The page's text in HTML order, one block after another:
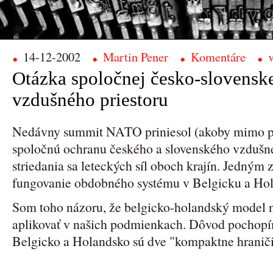
14-12-2002 Martin Pener Komentáre
Otázka spoločnej česko-
vzdušného priestoru
Nedávny summit NATO priniesol (akoby mimo
spoločnú ochranu českého a slovenského
striedania sa leteckých síl oboch krajín. Jedným
fungovanie obdobného systému v Belgicku a
Som toho názoru, že belgicko-holandský model
aplikovať v našich podmienkach. Dôvod
Belgicko a Holandsko sú dve "kompaktne